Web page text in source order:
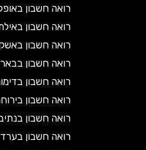
רואה חשבון באופקים
רואה חשבון באילת
רואה חשבון באשקלון
רואה חשבון בבאר שבע
רואה חשבון בדימונה
רואה חשבון בירוחם
רואה חשבון בנתיבות
רואה חשבון בערד